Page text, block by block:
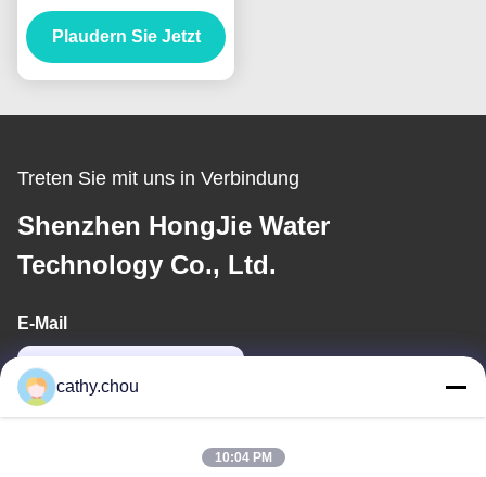
aus Edelstahl 30 t/h
Plaudern Sie Jetzt
Treten Sie mit uns in Verbindung
Shenzhen HongJie Water
Technology Co., Ltd.
E-Mail
cathy.chou
10:04 PM